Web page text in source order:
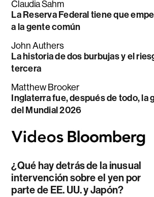
Claudia Sahm
La Reserva Federal tiene que
a la gente común
John Authers
La historia de dos burbujas y el
tercera
Matthew Brooker
Inglaterra fue, después de todo, la
del Mundial 2026
¿Qué hay detrás de la inusual
intervención sobre el yen por
parte de EE. UU. y Japón?